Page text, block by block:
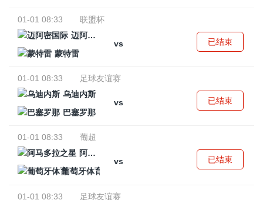
01-01 08:33
联盟杯
迈阿密国际
vs
蒙特雷
已结束
01-01 08:33
足球友谊赛
乌迪内斯
vs
巴塞罗那
已结束
01-01 08:33
葡超
阿马多拉之星
vs
葡萄牙体育
已结束
01-01 08:33
足球友谊赛